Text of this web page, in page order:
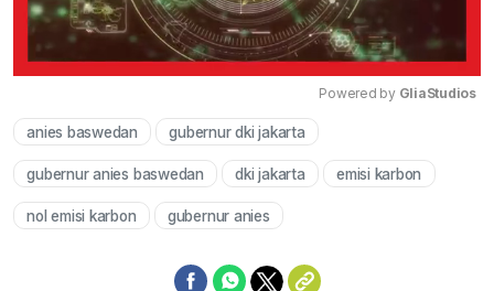
Powered by GliaStudios
anies baswedan gubernur dki jakarta
gubernur anies baswedan dki jakarta emisi karbon
nol emisi karbon gubernur anies